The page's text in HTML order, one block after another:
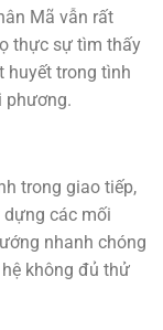
Mã vẫn rất
thực sự tìm thấy
huyết trong tình
phương.
trong giao tiếp,
dựng các mối
nhanh chóng
không đủ thử